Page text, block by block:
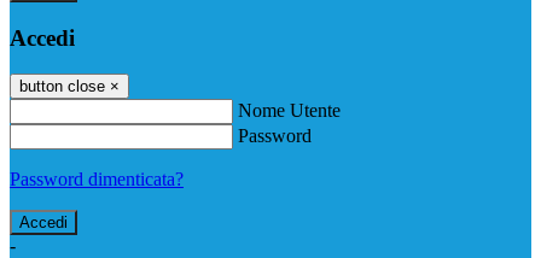
Accedi
button close ×
Nome Utente
Password
Password dimenticata?
-